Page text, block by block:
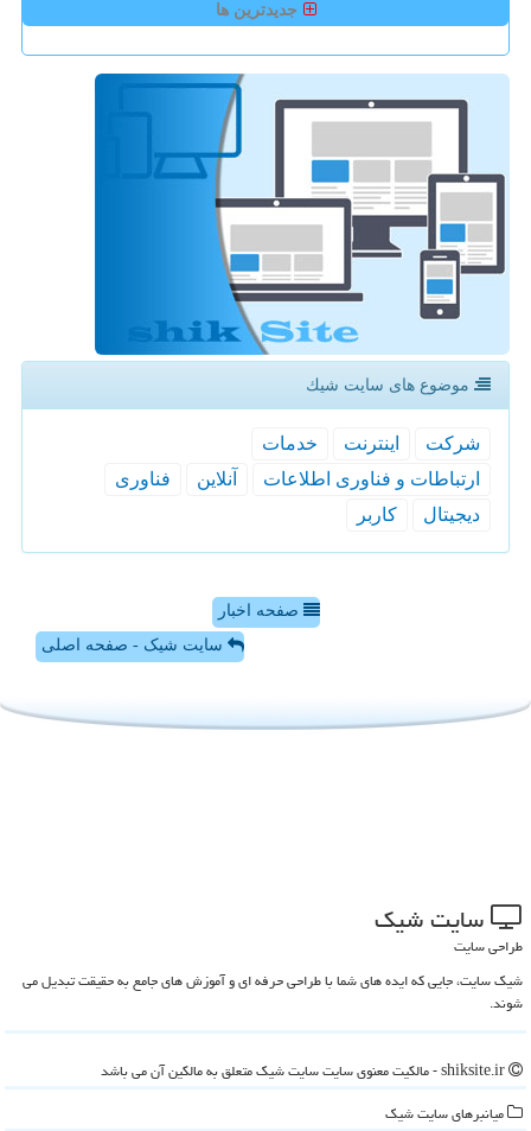
جدیدترین ها
موضوع های سایت شیك
شركت اینترنت
خدمات
ارتباطات و فناوری اطلاعات
آنلاین
فناوری
دیجیتال
كاربر
صفحه اخبار
سایت شیک - صفحه اصلی
سایت شیك
طراحی سایت
شیک سایت، جایی که ایده های شما با طراحی حرفه ای و آموزش های جامع به حقیقت تبدیل می
شوند.
میانبرهای سایت شیك